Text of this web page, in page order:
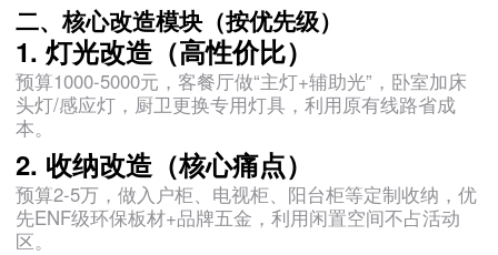
二、核心改造模块（按优先级）
1. 灯光改造（高性价比）
预算1000-5000元，客餐厅做“主灯+辅助光”，卧室加床
头灯/感应灯，厨卫更换专用灯具，利用原有线路省成
本。
2. 收纳改造（核心痛点）
预算2-5万，做入户柜、电视柜、阳台柜等定制收纳，优
先ENF级环保板材+品牌五金，利用闲置空间不占活动
区。